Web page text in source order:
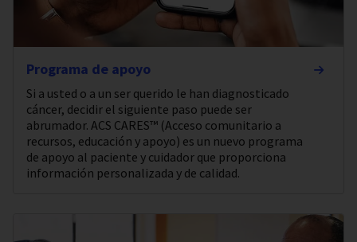
Programa de apoyo
Si a usted o a un ser querido le han diagnosticado
cáncer, decidir el siguiente paso puede ser
abrumador. ACS CARES™ (Acceso comunitario a
recursos, educación y apoyo) es un nuevo programa
de apoyo al paciente y cuidador que proporciona
información personalizada y de calidad.